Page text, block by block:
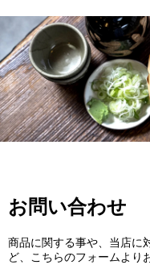
お問い合わせ
商品に関する事や、当店に
ど、こちらのフォームより